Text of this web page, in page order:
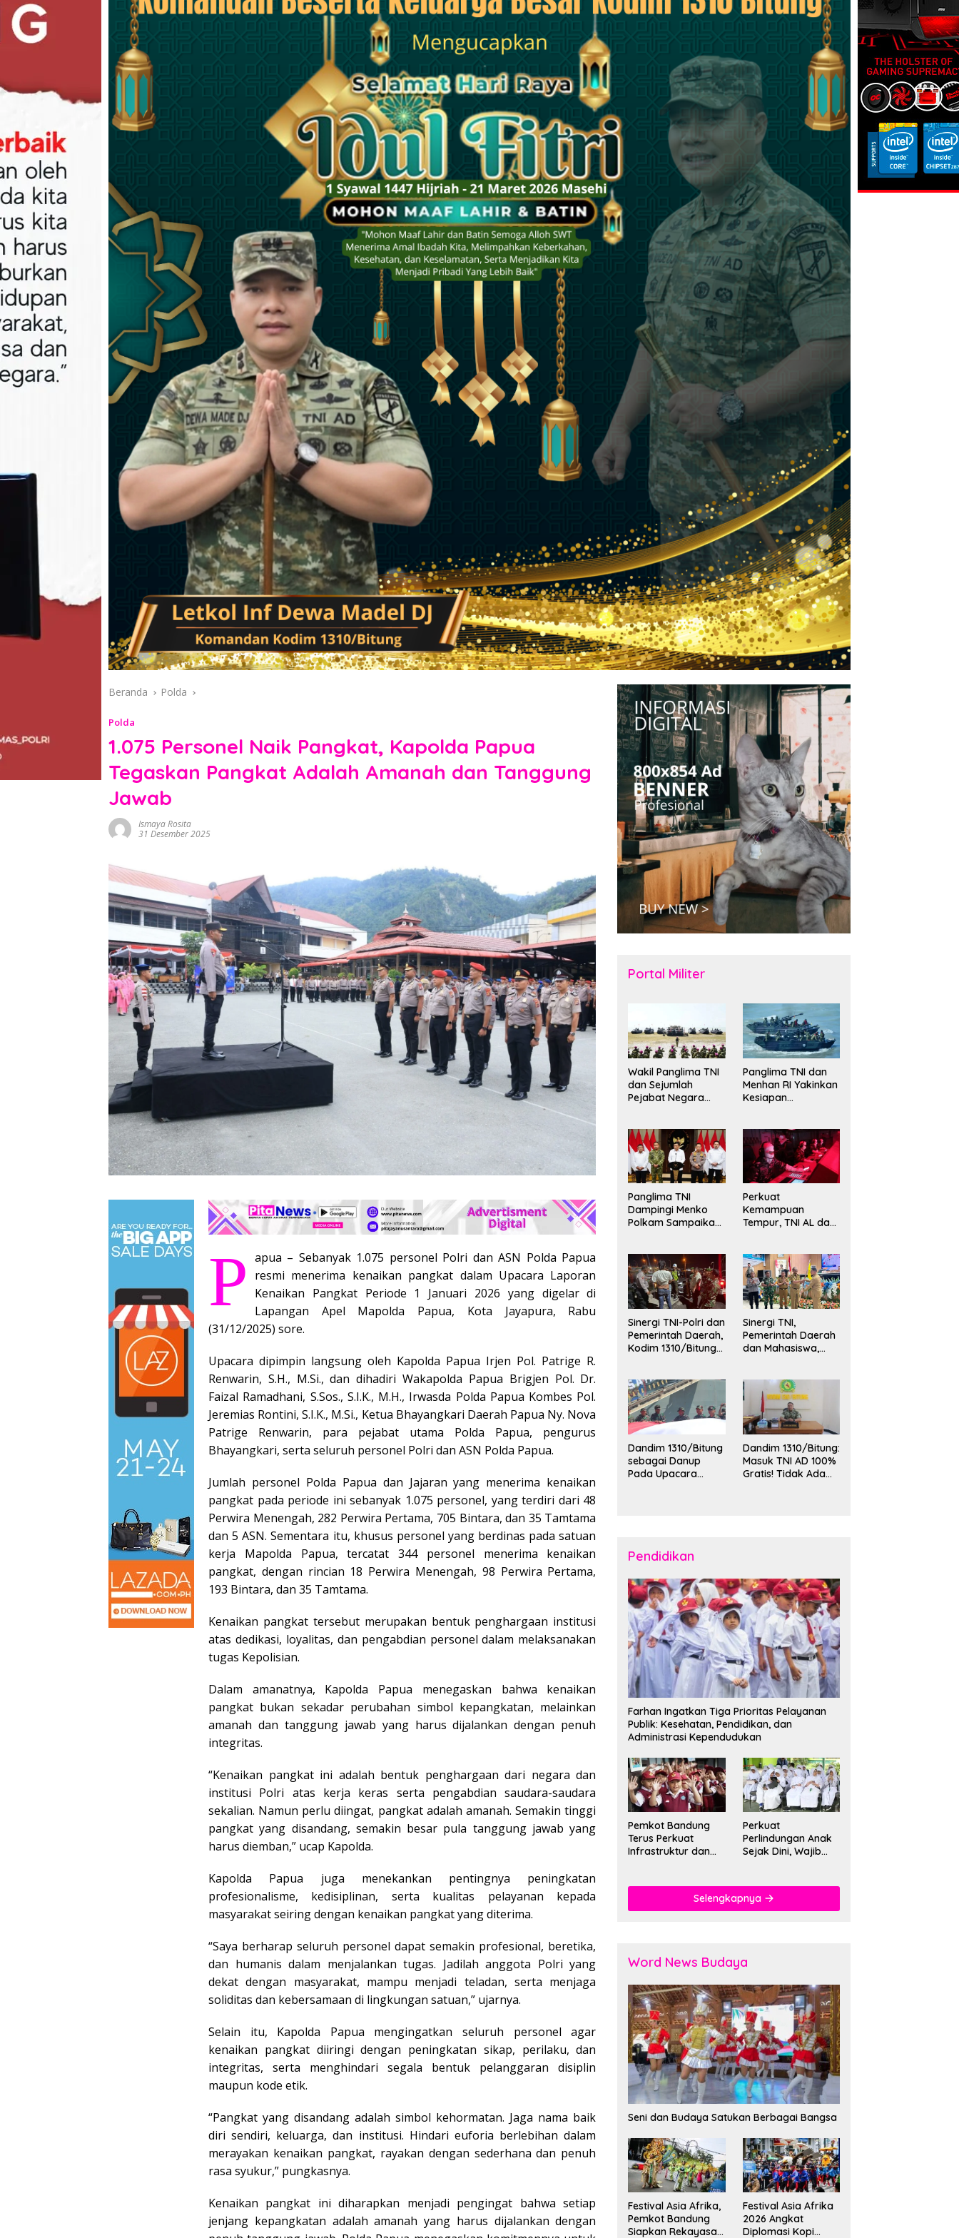
Beranda Polda
Polda
1.075 Personel Naik Pangkat, Kapolda Papua
Tegaskan Pangkat Adalah Amanah dan Tanggung
Jawab
Ismaya Rosita
31 Desember 2025
P apua – Sebanyak 1.075 personel Polri dan ASN Polda Papua
resmi menerima kenaikan pangkat dalam Upacara Laporan
Kenaikan Pangkat Periode 1 Januari 2026 yang digelar di
Lapangan Apel Mapolda Papua, Kota Jayapura, Rabu
(31/12/2025) sore.
Upacara dipimpin langsung oleh Kapolda Papua Irjen Pol. Patrige R.
Renwarin, S.H., M.Si., dan dihadiri Wakapolda Papua Brigjen Pol. Dr.
Faizal Ramadhani, S.Sos., S.I.K., M.H., Irwasda Polda Papua Kombes Pol.
Jeremias Rontini, S.I.K., M.Si., Ketua Bhayangkari Daerah Papua Ny. Nova
Patrige Renwarin, para pejabat utama Polda Papua, pengurus
Bhayangkari, serta seluruh personel Polri dan ASN Polda Papua.
Jumlah personel Polda Papua dan Jajaran yang menerima kenaikan
pangkat pada periode ini sebanyak 1.075 personel, yang terdiri dari 48
Perwira Menengah, 282 Perwira Pertama, 705 Bintara, dan 35 Tamtama
dan 5 ASN. Sementara itu, khusus personel yang berdinas pada satuan
kerja Mapolda Papua, tercatat 344 personel menerima kenaikan
pangkat, dengan rincian 18 Perwira Menengah, 98 Perwira Pertama,
193 Bintara, dan 35 Tamtama.
Kenaikan pangkat tersebut merupakan bentuk penghargaan institusi
atas dedikasi, loyalitas, dan pengabdian personel dalam melaksanakan
tugas Kepolisian.
Dalam amanatnya, Kapolda Papua menegaskan bahwa kenaikan
pangkat bukan sekadar perubahan simbol kepangkatan, melainkan
amanah dan tanggung jawab yang harus dijalankan dengan penuh
integritas.
“Kenaikan pangkat ini adalah bentuk penghargaan dari negara dan
institusi Polri atas kerja keras serta pengabdian saudara-saudara
sekalian. Namun perlu diingat, pangkat adalah amanah. Semakin tinggi
pangkat yang disandang, semakin besar pula tanggung jawab yang
harus diemban,” ucap Kapolda.
Kapolda Papua juga menekankan pentingnya peningkatan
profesionalisme, kedisiplinan, serta kualitas pelayanan kepada
masyarakat seiring dengan kenaikan pangkat yang diterima.
“Saya berharap seluruh personel dapat semakin profesional, beretika,
dan humanis dalam menjalankan tugas. Jadilah anggota Polri yang
dekat dengan masyarakat, mampu menjadi teladan, serta menjaga
soliditas dan kebersamaan di lingkungan satuan,” ujarnya.
Selain itu, Kapolda Papua mengingatkan seluruh personel agar
kenaikan pangkat diiringi dengan peningkatan sikap, perilaku, dan
integritas, serta menghindari segala bentuk pelanggaran disiplin
maupun kode etik.
“Pangkat yang disandang adalah simbol kehormatan. Jaga nama baik
diri sendiri, keluarga, dan institusi. Hindari euforia berlebihan dalam
merayakan kenaikan pangkat, rayakan dengan sederhana dan penuh
rasa syukur,” pungkasnya.
Kenaikan pangkat ini diharapkan menjadi pengingat bahwa setiap
jenjang kepangkatan adalah amanah yang harus dijalankan dengan
Portal Militer
Wakil Panglima TNI
dan Sejumlah
Pejabat Negara
Brevet Korps
Marinir
Panglima TNI dan
Menhan RI Yakinkan
Kesiapan
Panglima TNI
Dampingi Menko
Polkam Sampaikan
Bangsa
Perkuat
Kemampuan
Tempur, TNI AL dan
Latihan ORRUDA
2026
Sinergi TNI-Polri dan
Pemerintah Daerah,
Kodim 1310/Bitung
Wilayah Kota Bitung
Sinergi TNI,
Pemerintah Daerah
dan Mahasiswa,
Mahasiswa KKT
Unsrat Manado di
Kota Bitung
Dandim 1310/Bitung
sebagai Danup
Pada Upacara
Talaud dan Sangihe
Dandim 1310/Bitung:
Masuk TNI AD 100%
Gratis! Tidak Ada
Pendidikan
Farhan Ingatkan Tiga Prioritas Pelayanan
Publik: Kesehatan, Pendidikan, dan
Administrasi Kependudukan
Pemkot Bandung
Terus Perkuat
Infrastruktur dan
Perkuat
Perlindungan Anak
Sejak Dini, Wajib
Kekerasan
Selengkapnya
Word News Budaya
Seni dan Budaya Satukan Berbagai Bangsa
Festival Asia Afrika,
Pemkot Bandung
Siapkan Rekayasa
Festival Asia Afrika
2026 Angkat
Diplomasi Kopi